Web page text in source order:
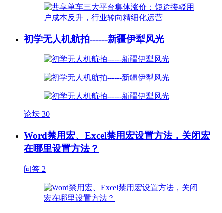
初学无人机航拍------新疆伊犁风光
论坛 30
Word禁用宏、Excel禁用宏设置方法，关闭宏
在哪里设置方法？
问答 2